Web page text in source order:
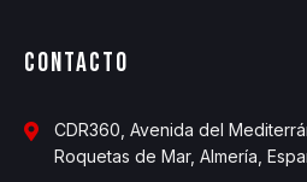
Contacto
CDR360, Avenida del
Roquetas de Mar, Almería,